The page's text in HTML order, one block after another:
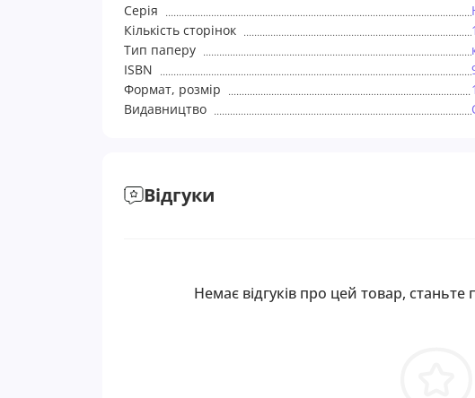
Серія
Кількість сторінок
Тип паперу
ISBN
Формат, розмір
Видавництво
Відгуки
Немає відгуків про цей товар,